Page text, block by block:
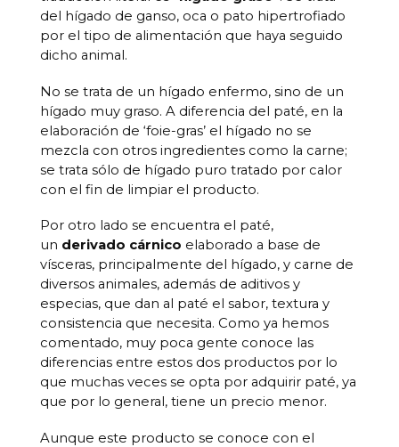
del hígado de ganso, oca o pato hipertrofiado
por el tipo de alimentación que haya seguido
dicho animal.
No se trata de un hígado enfermo, sino de un
hígado muy graso. A diferencia del paté, en la
elaboración de ‘foie-gras’ el hígado no se
mezcla con otros ingredientes como la carne;
se trata sólo de hígado puro tratado por calor
con el fin de limpiar el producto.
Por otro lado se encuentra el paté,
un derivado cárnico elaborado a base de
vísceras, principalmente del hígado, y carne de
diversos animales, además de aditivos y
especias, que dan al paté el sabor, textura y
consistencia que necesita. Como ya hemos
comentado, muy poca gente conoce las
diferencias entre estos dos productos por lo
que muchas veces se opta por adquirir paté, ya
que por lo general, tiene un precio menor.
Aunque este producto se conoce con el